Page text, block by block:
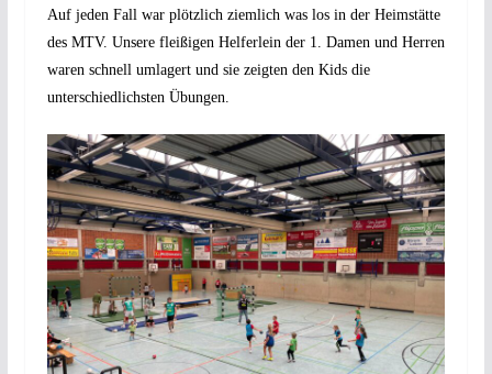
Auf jeden Fall war plötzlich ziemlich was los in der Heimstätte
des MTV. Unsere fleißigen Helferlein der 1. Damen und Herren
waren schnell umlagert und sie zeigten den Kids die
unterschiedlichsten Übungen.